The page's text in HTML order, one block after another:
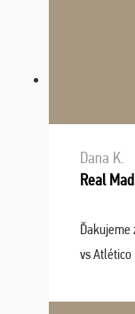
Dana K.
Real
Ďakujeme
vs Atlético